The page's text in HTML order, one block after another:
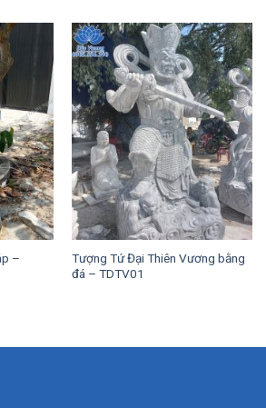
–
Tượng Tứ Đại Thiên Vương bằng
đá – TDTV01